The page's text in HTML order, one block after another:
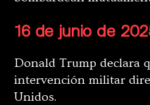
16 de junio de
Donald Trump declara
intervención militar
Unidos.